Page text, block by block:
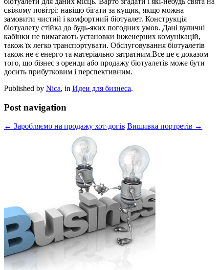
свіжому повітрі: навіщо бігати за кущик, якщо можна
замовити чистий і комфортний біотуалет. Конструкція
біотуалету стійка до будь-яких погодних умов. Дані вуличні
кабінки не вимагають установки інженерних комунікацій,
також їх легко транспортувати. Обслуговування біотуалетів
також не є енерго та матеріально затратним.Все це є доказом
того, що бізнес з оренди або продажу біотуалетів може бути
досить прибутковим і перспективним.
Published by Nica, in Идеи для бизнеса.
Post navigation
← Заробляємо на продажу хот-догів Вишивка портретів →